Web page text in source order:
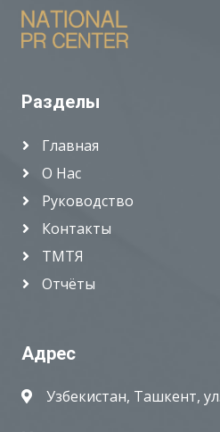
Разделы
Главная
О Нас
Руководство
Контакты
ТМТЯ
Отчёты
Адрес
Узбекистан, Ташкент,